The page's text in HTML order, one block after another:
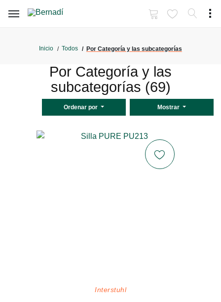
Inicio Todos Por Categoría y las subcategorías
Por Categoría y las
subcategorías (69)
Ordenar por Mostrar
Interstuhl